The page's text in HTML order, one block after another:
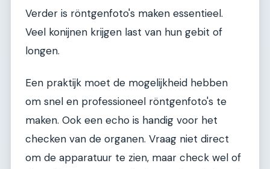
Verder is röntgenfoto's maken essentieel.
Veel konijnen krijgen last van hun gebit of
longen.
Een praktijk moet de mogelijkheid hebben
om snel en professioneel röntgenfoto's te
maken. Ook een echo is handig voor het
checken van de organen. Vraag niet direct
om de apparatuur te zien, maar check wel of